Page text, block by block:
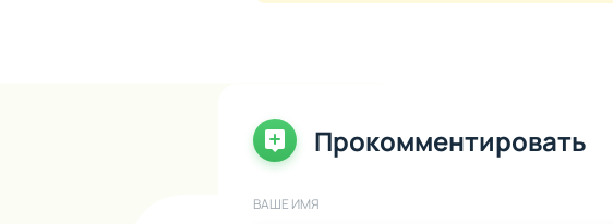
Прокомментировать
ВАШЕ ИМЯ